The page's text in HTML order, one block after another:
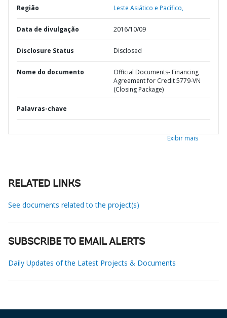
Região Leste Asiático e Pacífico,
Data de divulgação 2016/10/09
Disclosure Status Disclosed
Nome do documento
Official Documents- Financing
Agreement for Credit 5779-VN
(Closing Package)
Palavras-chave
Exibir mais
RELATED LINKS
See documents related to the project(s)
SUBSCRIBE TO EMAIL ALERTS
Daily Updates of the Latest Projects & Documents